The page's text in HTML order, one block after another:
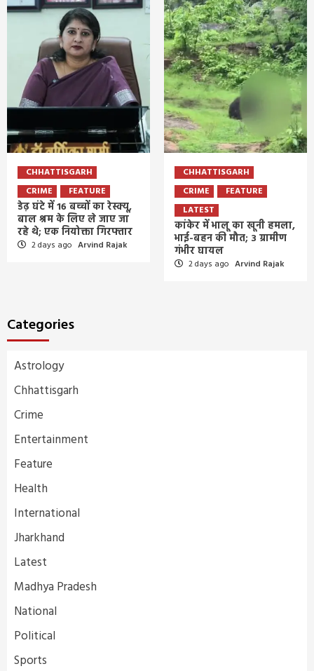
CHHATTISGARH
CRIME
FEATURE
डेढ़ घंटे में 16 बच्चों का रेस्क्यू,
बाल श्रम के लिए ले जाए जा
रहे थे; एक नियोक्ता गिरफ्तार
2 days ago Arvind Rajak
CHHATTISGARH
CRIME
FEATURE
LATEST
कांकेर में भालू का खूनी हमला,
भाई-बहन की मौत; 3 ग्रामीण
गंभीर घायल
2 days ago Arvind Rajak
Categories
Astrology
Chhattisgarh
Crime
Entertainment
Feature
Health
International
Jharkhand
Latest
Madhya Pradesh
National
Political
Sports